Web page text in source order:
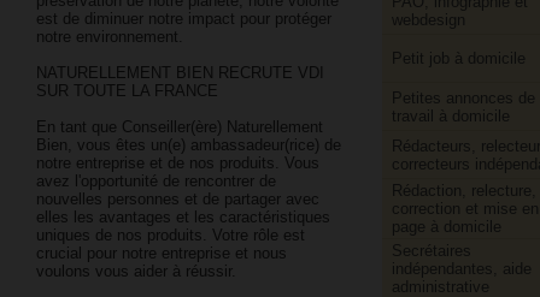
webdesign
Petit job à domicile
Petites annonces de
travail à domicile
Rédacteurs,
correcteurs
Rédaction, relecture,
correction et mise en
page à domicile
Secrétaires
indépendantes, aide
administrative
est de diminuer notre impact pour protéger
notre environnement.
NATURELLEMENT BIEN RECRUTE VDI
SUR TOUTE LA FRANCE
En tant que Conseiller(ère) Naturellement
Bien, vous êtes un(e) ambassadeur(rice) de
notre entreprise et de nos produits. Vous
avez l'opportunité de rencontrer de
nouvelles personnes et de partager avec
elles les avantages et les caractéristiques
uniques de nos produits. Votre rôle est
crucial pour notre entreprise et nous
voulons vous aider à réussir.